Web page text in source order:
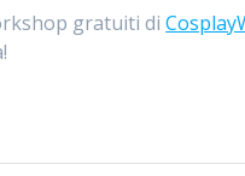
gratuiti di